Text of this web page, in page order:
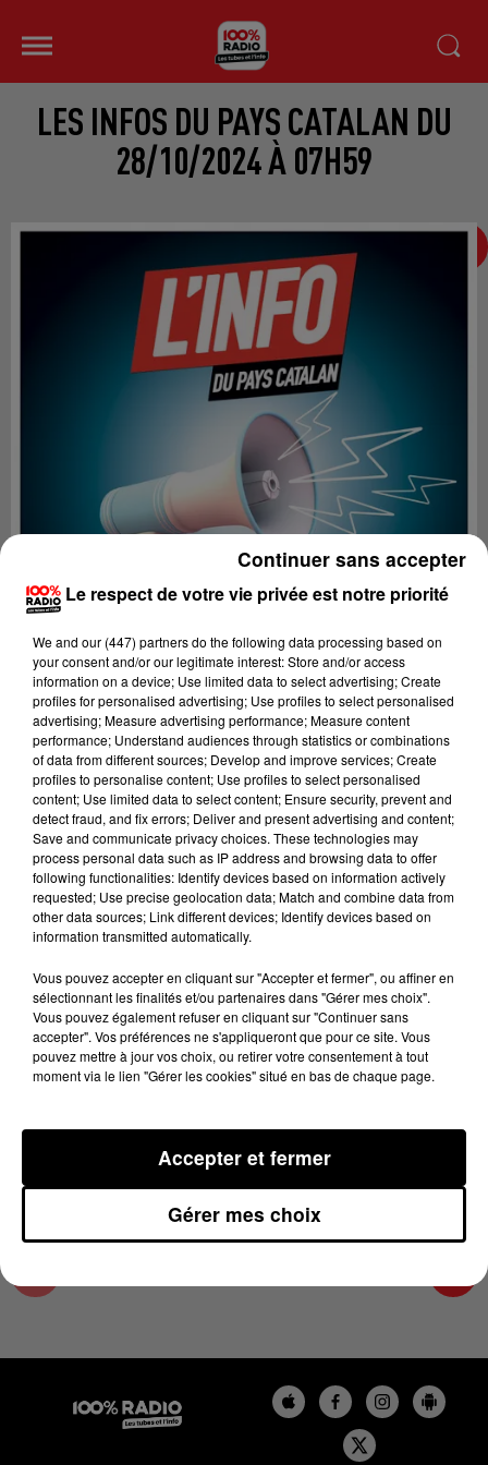
LES INFOS DU PAYS CATALAN DU
28/10/2024 À 07H59
Lecture (4 min 24 sec)
100%
100% Radio les infos du Pays Catalan
28 octobre 2024 - 4 min 24 sec
LES INFOS DU PAYS CATALAN DU 28/10/2024
À 07H59
Podcasts infos du Pays Catalan
Le respect de votre vie privée est notre priorité
We and our (447) partnersdo the following data processing based on
your consent and/or our legitimate interest: Store and/or access
information on a device; Use limited data to select advertising; Create
profiles for personalised advertising; Use profiles to select personalised
advertising; Measure advertising performance; Measure content
performance; Understand audiences through statistics or combinations
of data from different sources; Develop and improve services; Create
profiles to personalise content; Use profiles to select personalised
content; Use limited data to select content; Ensure security, prevent and
detect fraud, and fix errors; Deliver and present advertising and content;
Save and communicate privacy choices. These technologies may
process personal data such as IP address and browsing data to offer
following functionalities: Identify devices based on information actively
requested; Use precise geolocation data; Match and combine data from
other data sources; Link different devices; Identify devices based on
information transmitted automatically.
Vous pouvez accepter en cliquant sur "Accepter et fermer", ou affiner en
sélectionnant les finalités et/ou partenaires dans "Gérer mes choix".
Vous pouvez également refuser en cliquant sur "Continuer sans
accepter". Vos préférences ne s'appliqueront que pour ce site. Vous
pouvez mettre à jour vos choix, ou retirer votre consentement à tout
moment via le lien "Gérer les cookies" situé en bas de chaque page.
Gérer mes choix
Accepter et fermer
Continuer sans accepter